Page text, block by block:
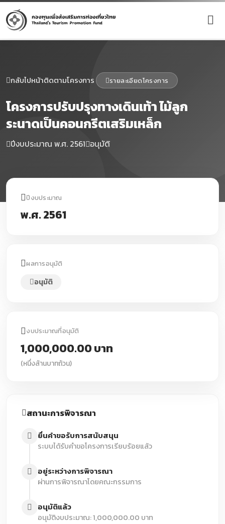
กลับไปหน้าติดตามโครงการ รายละเอียดโครงการ
โครงการปรับปรุงทางเดินเท้า ไม้ลูก
ระนาดเป็นคอนกรีตเสริมเหล็ก
ปีงบประมาณ พ.ศ. 2561 อนุมัติ
ปีงบประมาณ
พ.ศ. 2561
ผลการอนุมัติ
อนุมัติ
งบประมาณที่อนุมัติ
1,000,000.00 บาท
(หนึ่งล้านบาทถ้วน)
สถานะการพิจารณา
ยื่นคำขอรับการสนับสนุน
ระบบได้รับคำขอโครงการเรียบร้อยแล้ว
อยู่ระหว่างการพิจารณา
ผ่านการพิจารณาโดยคณะกรรมการ
อนุมัติแล้ว
อนุมัติงบประมาณ: 1,000,000.00 บาท